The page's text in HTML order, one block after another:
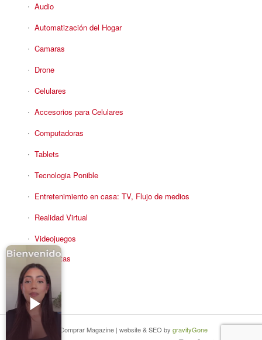
Audio
Automatización del Hogar
Camaras
Drone
Celulares
Accesorios para Celulares
Computadoras
Tablets
Tecnologia Ponible
Entretenimiento en casa: TV, Flujo de medios
Realidad Virtual
Videojuegos
Reciba Ofertas
© Copyright - Comprar Magazine | website & SEO by gravityGone